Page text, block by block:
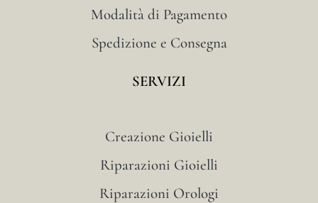
Modalità di Pagamento
Spedizione e Consegna
SERVIZI
Creazione Gioielli
Riparazioni Gioielli
Riparazioni Orologi